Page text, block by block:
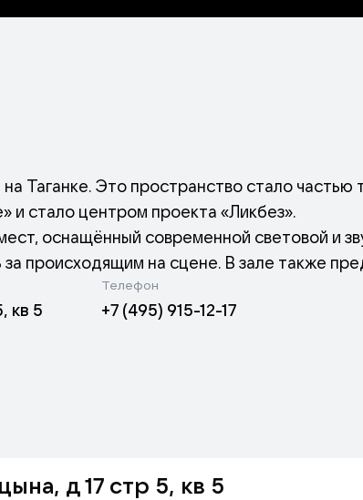
Таганке. Это пространство стало частью
и стало центром проекта «Ликбез».
оснащённый современной световой и
происходящим на сцене. В зале также
кирпичная кладка XIX века. В светлом
кв 5
Телефон
+7 (495) 915-12-17
д 17 стр 5, кв 5